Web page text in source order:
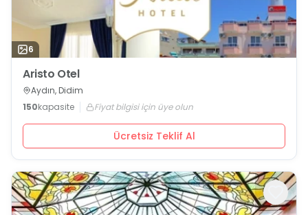
6
Aristo Otel
Aydın, Didim
150kapasite Fiyat bilgisi için üye olun
Ücretsiz Teklif Al